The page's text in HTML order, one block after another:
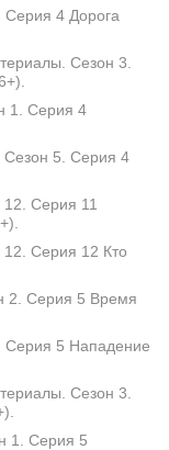
4 Дорога
Сезон 3.
1. Серия 4
Сезон 5. Серия 4
12. Серия 11
12. Серия 12 Кто
2. Серия 5 Время
Серия 5 Нападение
Сезон 3.
1. Серия 5